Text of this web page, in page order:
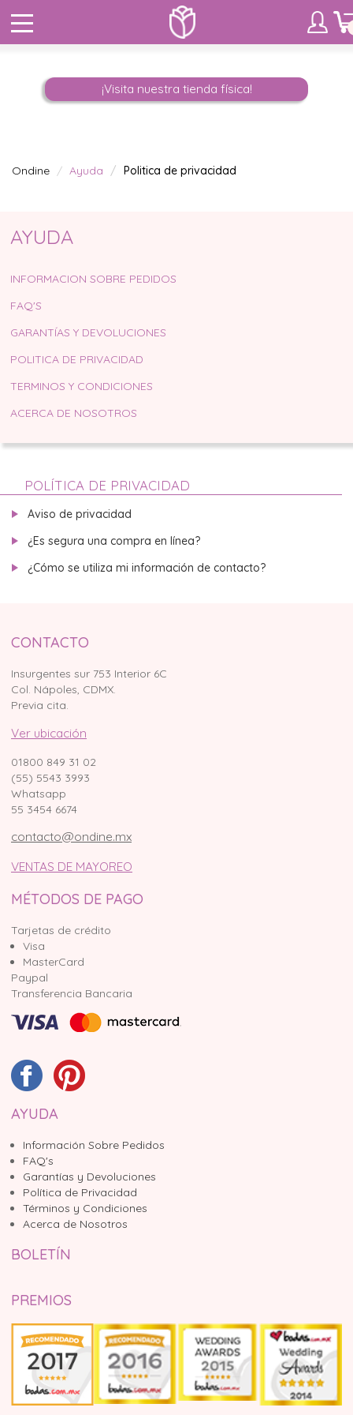
¡Visita nuestra tienda física!
Ondine Ayuda Politica de privacidad
AYUDA
INFORMACION SOBRE PEDIDOS
FAQ'S
GARANTÍAS Y DEVOLUCIONES
POLITICA DE PRIVACIDAD
TERMINOS Y CONDICIONES
ACERCA DE NOSOTROS
POLÍTICA DE PRIVACIDAD
Aviso de privacidad
¿Es segura una compra en línea?
¿Cómo se utiliza mi información de contacto?
CONTACTO
Insurgentes sur 753 Interior 6C
Col. Nápoles, CDMX.
Previa cita.
Ver ubicación
01800 849 31 02
(55) 5543 3993
Whatsapp
55 3454 6674
contacto@ondine.mx
VENTAS DE MAYOREO
MÉTODOS DE PAGO
Tarjetas de crédito
Visa
MasterCard
Paypal
Transferencia Bancaria
AYUDA
Información Sobre Pedidos
FAQ's
Garantías y Devoluciones
Política de Privacidad
Términos y Condiciones
Acerca de Nosotros
BOLETÍN
PREMIOS